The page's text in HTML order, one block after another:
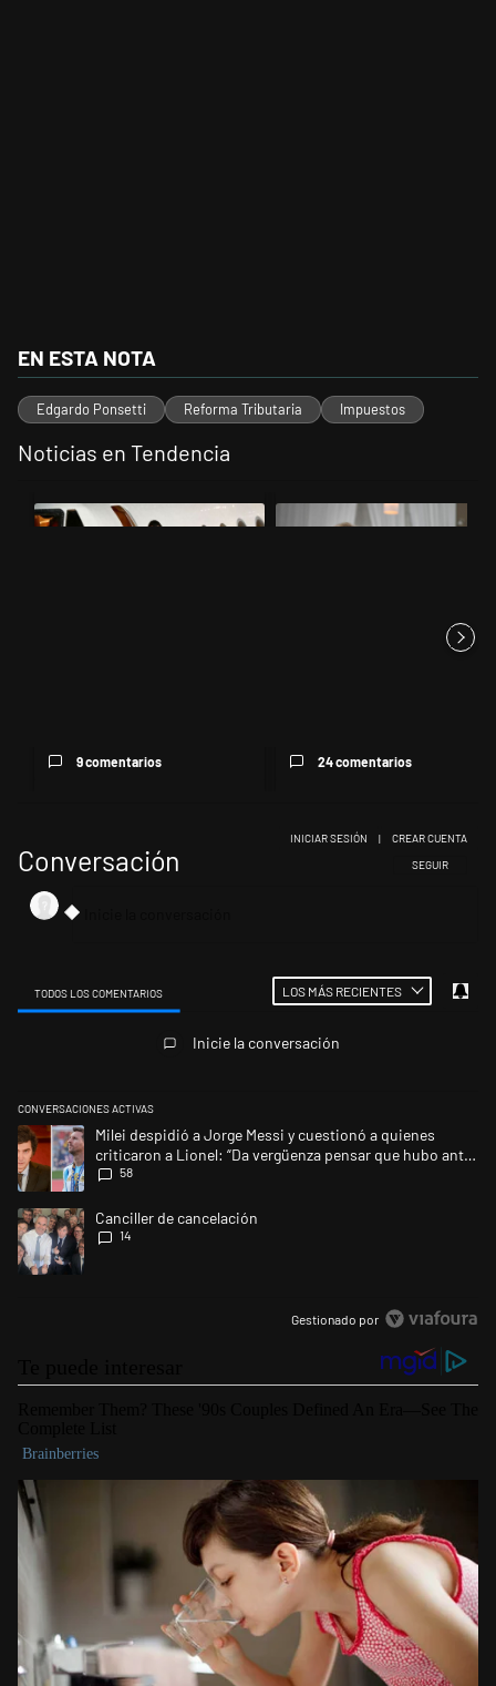
EN ESTA NOTA
Edgardo Ponsetti Reforma Tributaria Impuestos
Noticias en Tendencia
Un artículo de tendencia con el título "Lionel Messi llegó a Rosario
9 comentarios
Un artículo de tendencia con el
24 comentarios
Conversación SIGA ESTA
SEGUIR
INICIAR SESIÓN | CREAR CUENTA
TODOS LOS COMENTARIOS LOS MÁS RECIENTES
Inicie la conversación
CONVERSACIONES ACTIVAS
Este listado muestra los artículos con más comentarios en los últimos
Un artículo de tendencia con el título "Milei despidió a Jorge Messi y
Milei despidió a Jorge Messi y cuestionó a quienes
criticaron a Lionel: “Da vergüenza pensar que hubo anti-
Messi”
58
Un artículo de tendencia con el título "Canciller de cancelación" con 14
Canciller de cancelación
14
Gestionado por